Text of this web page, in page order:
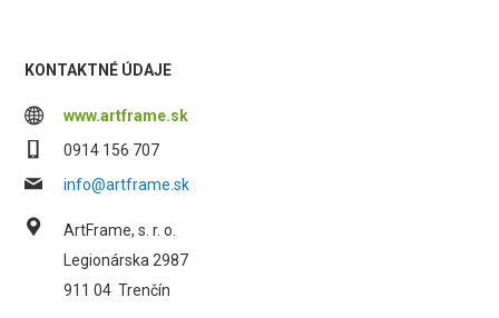
KONTAKTNÉ ÚDAJE
www.artframe.sk
0914 156 707
info@artframe.sk
ArtFrame, s. r. o.
Legionárska 2987
911 04 Trenčín